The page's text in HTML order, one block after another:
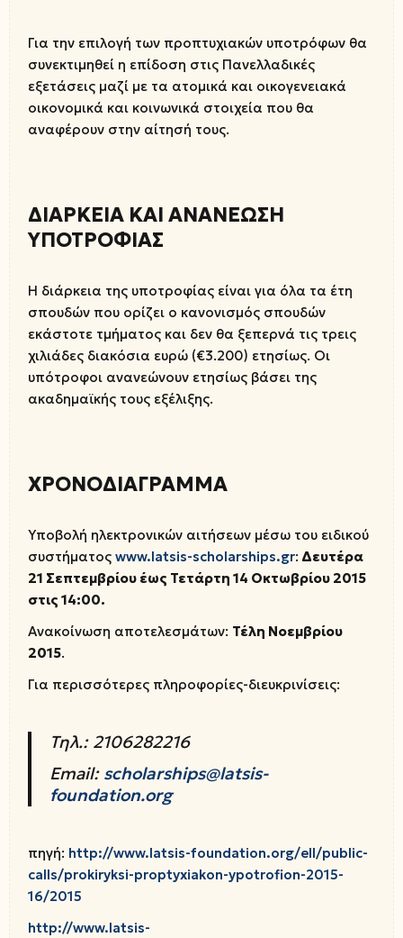
Για την επιλογή των προπτυχιακών υποτρόφων θα
συνεκτιμηθεί η επίδοση στις Πανελλαδικές
εξετάσεις μαζί με τα ατομικά και οικογενειακά
οικονομικά και κοινωνικά στοιχεία που θα
αναφέρουν στην αίτησή τους.
ΔΙΑΡΚΕΙΑ ΚΑΙ ΑΝΑΝΕΩΣΗ
ΥΠΟΤΡΟΦΙΑΣ
Η διάρκεια της υποτροφίας είναι για όλα τα έτη
σπουδών που ορίζει ο κανονισμός σπουδών
εκάστοτε τμήματος και δεν θα ξεπερνά τις τρεις
χιλιάδες διακόσια ευρώ (€3.200) ετησίως. Οι
υπότροφοι ανανεώνουν ετησίως βάσει της
ακαδημαϊκής τους εξέλιξης.
ΧΡΟΝΟΔΙΑΓΡΑΜΜΑ
Υποβολή ηλεκτρονικών αιτήσεων μέσω του ειδικού
συστήματος www.latsis-scholarships.gr: Δευτέρα
21 Σεπτεμβρίου έως Τετάρτη 14 Οκτωβρίου 2015
στις 14:00.
Ανακοίνωση αποτελεσμάτων: Τέλη Νοεμβρίου
2015.
Για περισσότερες πληροφορίες-διευκρινίσεις:
Τηλ.: 2106282216
Email: scholarships@latsis-
foundation.org
πηγή: http://www.latsis-foundation.org/ell/public-
calls/prokiryksi-proptyxiakon-ypotrofion-2015-
16/2015
http://www.latsis-